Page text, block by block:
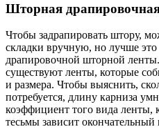
Шторная
Чтобы задрапировать штору,
складки вручную, но лучше
драпировочной шторной
существуют ленты, которые
и размера. Чтобы выяснить,
потребуется, длину карниза
коэффициент того вида
тесьмы зависит